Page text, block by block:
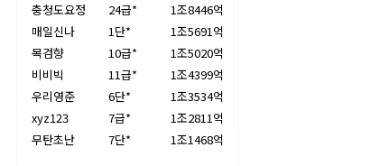
충청도요정
24급*
1조8446억
매일신나
1단*
1조5691억
목검향
10급*
1조5020억
비비빅
11급*
1조4399억
우리영준
6단*
1조3534억
xyz123
7급*
1조2811억
무탄초난
7단* 1조1468억